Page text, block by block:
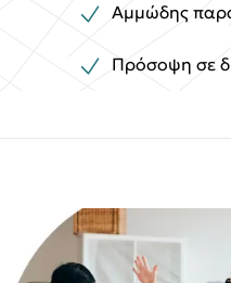
Αμμώδης
Πρόσοψη σε